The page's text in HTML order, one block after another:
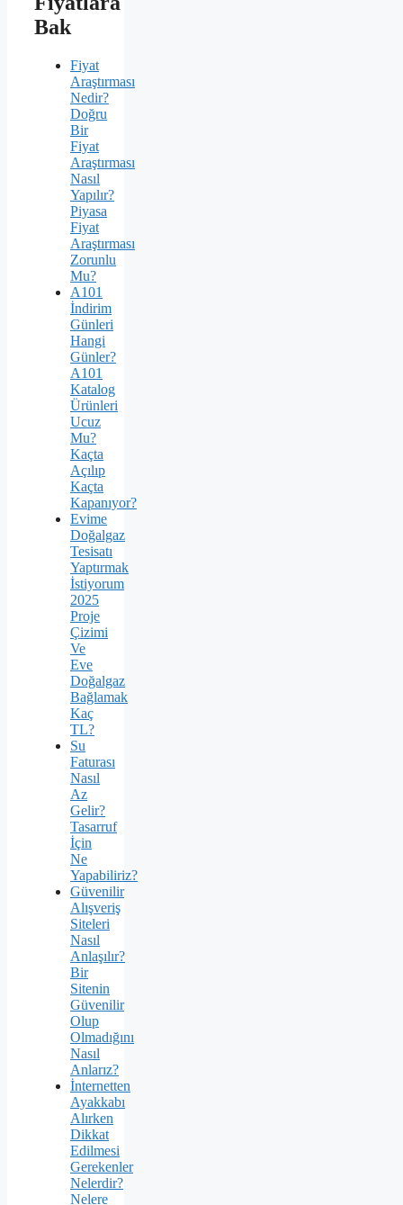
Bak
Fiyat
Araştırması
Nedir?
Doğru
Bir
Fiyat
Araştırması
Nasıl
Yapılır?
Piyasa
Fiyat
Araştırması
Zorunlu
Mu?
A101
İndirim
Günleri
Hangi
Günler?
A101
Katalog
Ürünleri
Ucuz
Mu?
Kaçta
Açılıp
Kaçta
Kapanıyor?
Evime
Doğalgaz
Tesisatı
Yaptırmak
İstiyorum
2025
Proje
Çizimi
Ve
Eve
Doğalgaz
Bağlamak
Kaç
TL?
Su
Faturası
Nasıl
Az
Gelir?
Tasarruf
İçin
Ne
Yapabiliriz?
Güvenilir
Alışveriş
Siteleri
Nasıl
Anlaşılır?
Bir
Sitenin
Güvenilir
Olup
Olmadığını
Nasıl
Anlarız?
İnternetten
Ayakkabı
Alırken
Dikkat
Edilmesi
Gerekenler
Nelerdir?
Nelere